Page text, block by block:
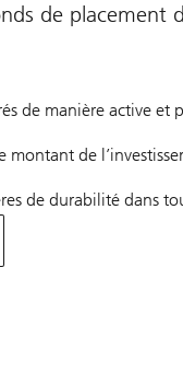
de
de manière active et
montant de
de durabilité dans